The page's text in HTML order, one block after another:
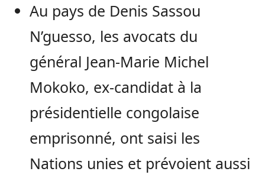
Au pays de Denis Sassou
N’guesso, les avocats du
général Jean-Marie Michel
Mokoko, ex-candidat à la
présidentielle congolaise
emprisonné, ont saisi les
Nations unies et prévoient aussi